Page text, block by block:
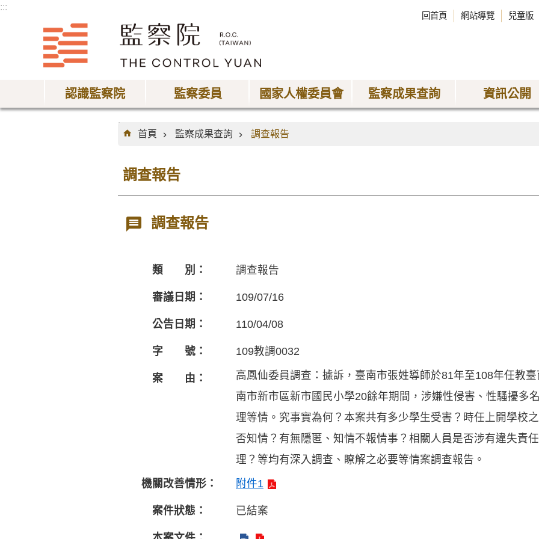
:::
回首頁 網站導覽 兒童版
認識監察院 監察委員 國家人權委員會 監察成果查詢 資訊公開
:::
首頁
監察成果查詢 調查報告
調查報告
調查報告
類 別： 調查報告
審議日期： 109/07/16
公告日期： 110/04/08
字 號： 109教調0032
案 由：
高鳳仙委員調查：據訴，臺南市張姓導師於81年至108年任教
南市新市區新市國民小學20餘年期間，涉嫌性侵害、性騷擾多
理等情。究事實為何？本案共有多少學生受害？時任上開學校
否知情？有無隱匿、知情不報情事？相關人員是否涉有違失責
理？等均有深入調查、瞭解之必要等情案調查報告。
機關改善情形：
附件1
案件狀態： 已結案